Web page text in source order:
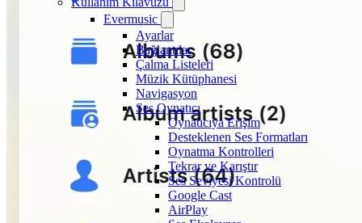
Evermusic
Ayarlar
Bağlantılar
Çalma Listeleri
Müzik Kütüphanesi
Navigasyon
Ses Oynatıcı
Oynatıcıya Erişim
Desteklenen Ses Formatları
Oynatma Kontrolleri
Tekrar ve Karıştır
Ses Seviyesi Kontrolü
Google Cast
AirPlay